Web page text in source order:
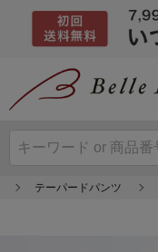
テーパードパンツ